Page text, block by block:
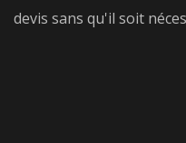
devis sans qu'il soit